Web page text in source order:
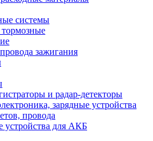
системы
зажигания
и радар-детекторы
зарядные устройства
провода
устройства для АКБ